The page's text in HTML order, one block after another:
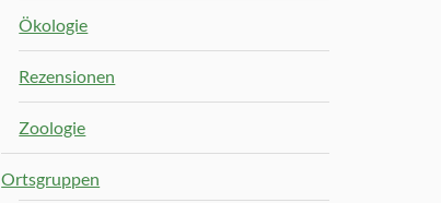
Ökologie
Rezensionen
Zoologie
Ortsgruppen